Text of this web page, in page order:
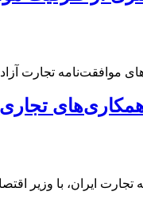
تجارت آزاد
ایران، با وزیر